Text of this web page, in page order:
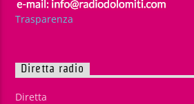
Trasparenza
Diretta radio
Diretta